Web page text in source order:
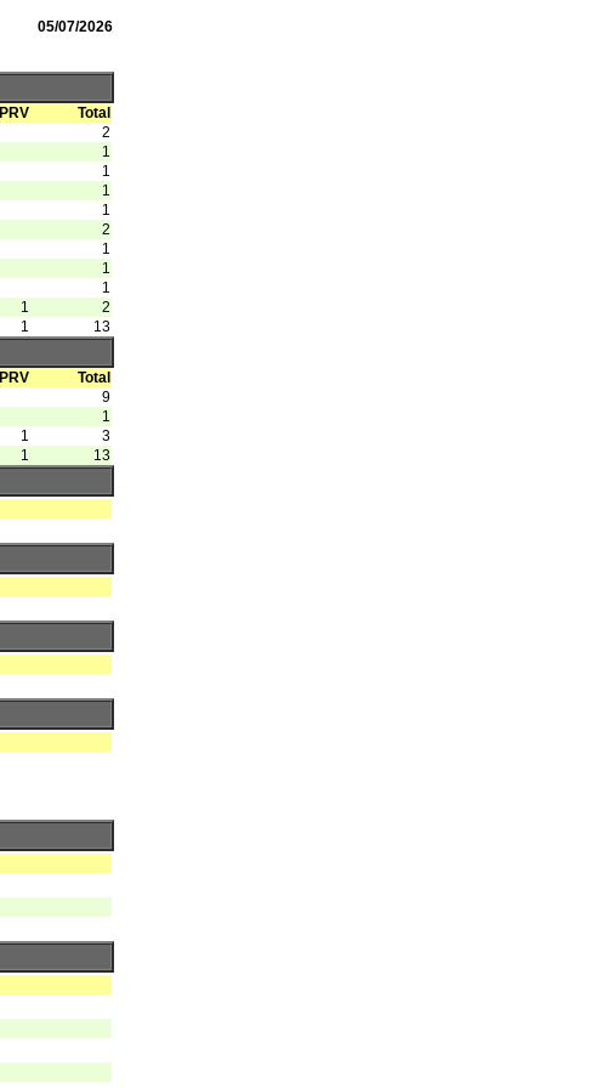
05/07/2026
PRV
Total
2
1
1
1
1
2
1
1
1
1
2
1 13
PRV
Total
9
1
1
3
1 13